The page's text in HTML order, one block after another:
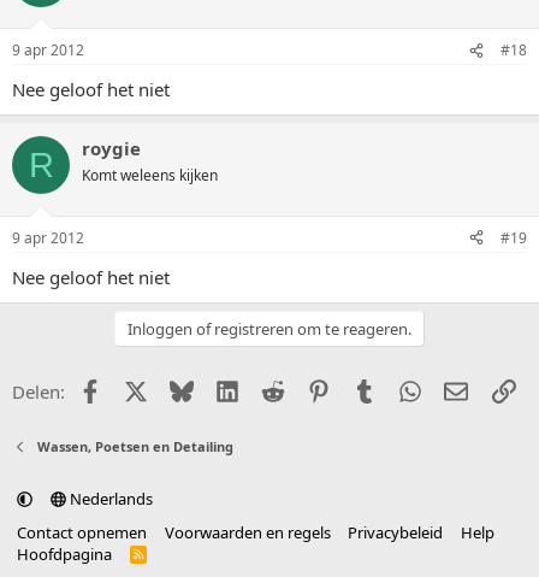
9 apr 2012 #18
Nee geloof het niet
R roygie
Komt weleens kijken
9 apr 2012 #19
Nee geloof het niet
Inloggen of registreren om te reageren.
Delen: FacebookX (Twitter)
BlueskyLinkedIn
Reddit PinterestTumblr WhatsApp
E-mail
Wassen, Poetsen en Detailing
Nederlands
Contact opnemen
Voorwaarden en regels Privacybeleid
Help
Hoofdpagina
R